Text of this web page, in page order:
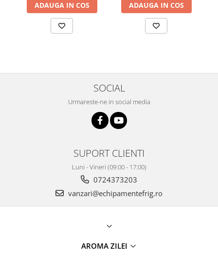
ADAUGA IN COS ADAUGA IN COS
SOCIAL
Urmareste-ne in social media
SUPORT CLIENTI
Luni - Vineri (09:00 - 17:00)
0724373203
vanzari@echipamentefrig.ro
AROMA ZILEI